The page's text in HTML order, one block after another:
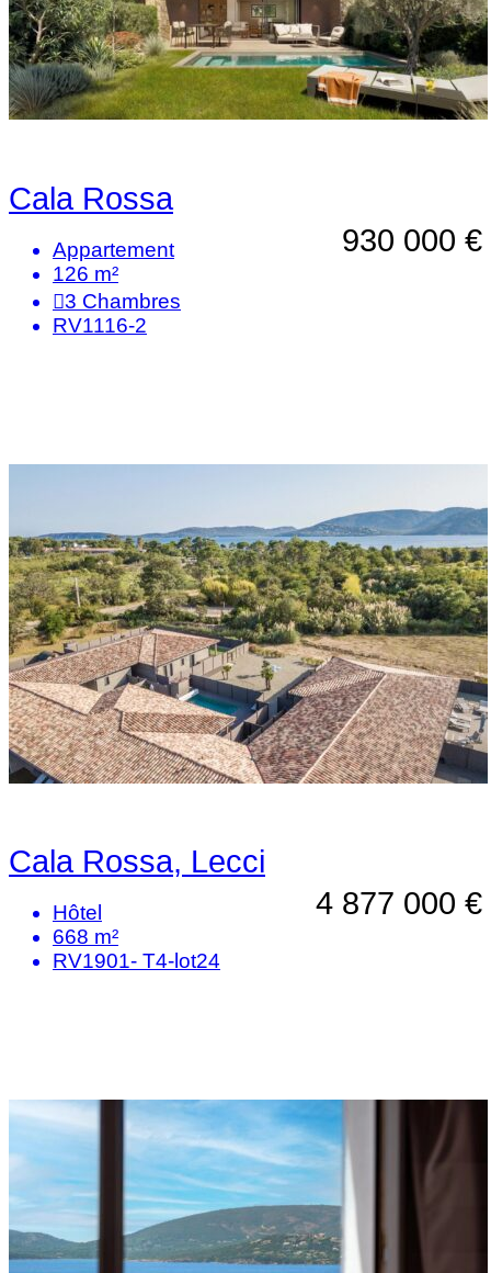
Cala Rossa
930 000 €
Appartement
126 m²
3 Chambres
RV1116-2
Cala Rossa, Lecci
4 877 000 €
Hôtel
668 m²
RV1901- T4-lot24